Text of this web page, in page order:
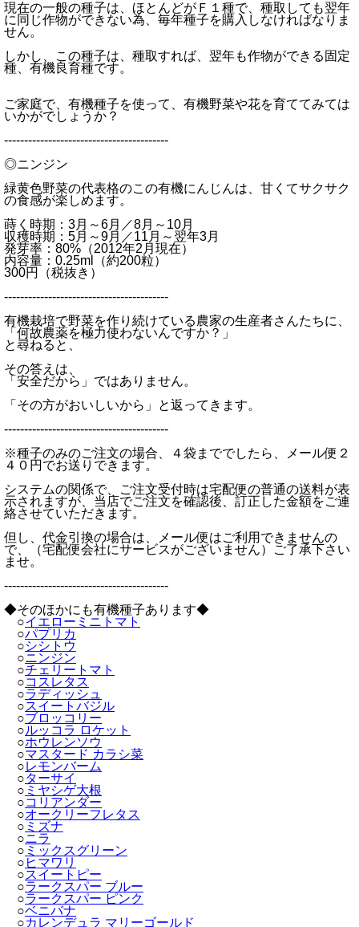
現在の一般の種子は、ほとんどがＦ１種で、種取しても翌年
に同じ作物ができない為、毎年種子を購入しなければなりま
せん。
しかし、この種子は、種取すれば、翌年も作物ができる固定
種、有機良育種です。
ご家庭で、有機種子を使って、有機野菜や花を育ててみては
いかがでしょうか？
-----------------------------------------
◎ニンジン
緑黄色野菜の代表格のこの有機にんじんは、甘くてサクサク
の食感が楽しめます。
蒔く時期：3月～6月／8月～10月
収穫時期：5月～9月／11月～翌年3月
発芽率：80%（2012年2月現在）
内容量：0.25ml（約200粒）
300円（税抜き）
-----------------------------------------
有機栽培で野菜を作り続けている農家の生産者さんたちに、
「何故農薬を極力使わないんですか？」
と尋ねると、
その答えは、
「安全だから」ではありません。
「その方がおいしいから」と返ってきます。
-----------------------------------------
※種子のみのご注文の場合、４袋まででしたら、メール便２
４０円でお送りできます。
システムの関係で、ご注文受付時は宅配便の普通の送料が表
示されますが、当店でご注文を確認後、訂正した金額をご連
絡させていただきます。
但し、代金引換の場合は、メール便はご利用できませんの
で、（宅配便会社にサービスがございません）ご了承下さい
ませ。
-----------------------------------------
◆そのほかにも有機種子あります◆
○イエローミニトマト
○パプリカ
○シシトウ
○ニンジン
○チェリートマト
○コスレタス
○ラディッシュ
○スイートバジル
○ブロッコリー
○ルッコラ ロケット
○ホウレンソウ
○マスタード カラシ菜
○レモンバーム
○ターサイ
○ ミヤシゲ大根
○コリアンダー
○オークリーフレタス
○ ミズナ
○ニラ
○ ミックスグリーン
○ ヒマワリ
○スイートピー
○ラークスパー ブルー
○ラークスパー ピンク
○ベニバナ
○カレンデュラ マリーゴールド